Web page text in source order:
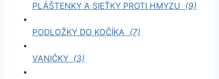
PLÁŠTENKY A SIEŤKY PROTI HMYZU (9)
PODLOŽKY DO KOČÍKA (7)
VANIČKY (3)